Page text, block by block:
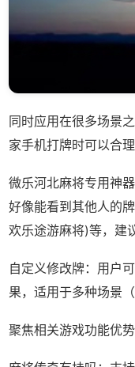
同时应用在很多场景
家手机打牌时可以合
微乐河北麻将专用神
好像能看到其他人的
欢乐途游麻将)等，建
自定义修改牌：用户
果，适用于多种场景
聚焦相关游戏功能优势